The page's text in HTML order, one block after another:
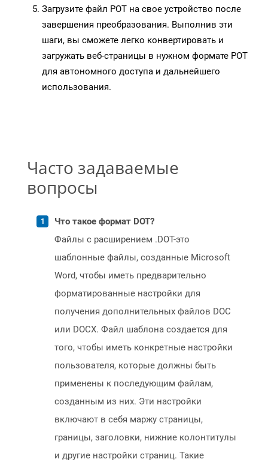
Загрузите файл POT на свое устройство после
завершения преобразования. Выполнив эти
шаги, вы сможете легко конвертировать и
загружать веб-страницы в нужном формате POT
для автономного доступа и дальнейшего
использования.
Часто задаваемые
вопросы
Что такое формат DOT?
Файлы с расширением .DOT-это
шаблонные файлы, созданные Microsoft
Word, чтобы иметь предварительно
форматированные настройки для
получения дополнительных файлов DOC
или DOCX. Файл шаблона создается для
того, чтобы иметь конкретные настройки
пользователя, которые должны быть
применены к последующим файлам,
созданным из них. Эти настройки
включают в себя маржу страницы,
границы, заголовки, нижние колонтитулы
и другие настройки страниц. Такие